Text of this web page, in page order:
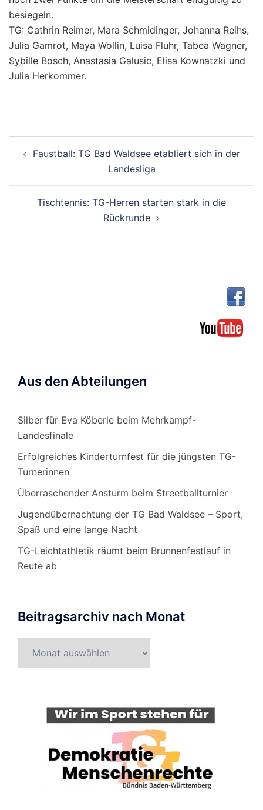
besiegeln.
TG: Cathrin Reimer, Mara Schmidinger, Johanna Reihs,
Julia Gamrot, Maya Wollin, Luisa Fluhr, Tabea Wagner,
Sybille Bosch, Anastasia Galusic, Elisa Kownatzki und
Julia Herkommer.
Faustball: TG Bad Waldsee etabliert sich in der
Landesliga
Tischtennis: TG-Herren starten stark in die
Rückrunde
Aus den Abteilungen
Silber für Eva Köberle beim Mehrkampf-
Landesfinale
Erfolgreiches Kinderturnfest für die jüngsten TG-
Turnerinnen
Überraschender Ansturm beim Streetballturnier
Jugendübernachtung der TG Bad Waldsee – Sport,
Spaß und eine lange Nacht
TG-Leichtathletik räumt beim Brunnenfestlauf in
Reute ab
Beitragsarchiv nach Monat
nach